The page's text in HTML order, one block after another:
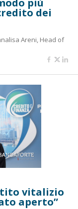
più
dei
Areni, Head of
vitalizio
aperto”